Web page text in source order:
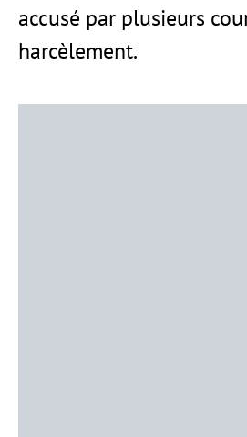
accusé par plusieurs
harcèlement.